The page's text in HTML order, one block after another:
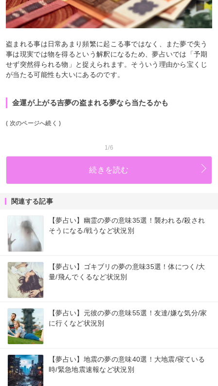
盗まれる事は日常あまり頻繁に起こる事ではなく、また夢で失う
事は現実では物を得るという解釈になるため、夢占いでは「予期
せず突然得られる物」と捉えられます。そういう理由から宝くじ
が当たる可能性も大いにあるのです。
金運が上がる吉夢の盗まれる夢なら当たるかも
( 次のページへ続く )
1/6
続きを読む
関連する記事
【夢占い】幽霊の夢の意味35選！襲われる/殺され
そうになる/戦うなど状況別
【夢占い】ゴキブリの夢の意味35選！体につく/大
量/飛んでくるなど状況別
【夢占い】元彼の夢の意味55選！友達/嫌な気分/家
に行くなど状況別
【夢占い】地震の夢の意味40選！大地震/寝ている
時/緊急地震速報など状況別